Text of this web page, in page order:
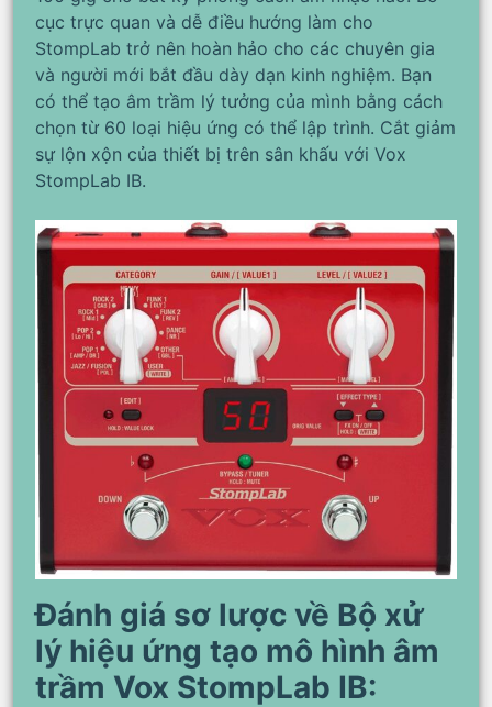
cục trực quan và dễ điều hướng làm cho
StompLab trở nên hoàn hảo cho các chuyên gia
và người mới bắt đầu dày dạn kinh nghiệm. Bạn
có thể tạo âm trầm lý tưởng của mình bằng cách
chọn từ 60 loại hiệu ứng có thể lập trình. Cắt giảm
sự lộn xộn của thiết bị trên sân khấu với Vox
StompLab IB.
Đánh giá sơ lược về Bộ xử
lý hiệu ứng tạo mô hình âm
trầm Vox StompLab IB: